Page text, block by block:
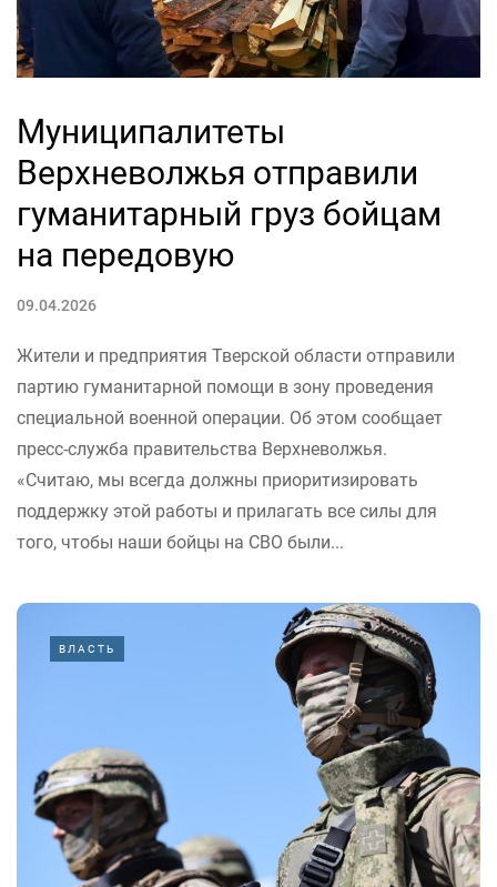
Муниципалитеты
Верхневолжья отправили
гуманитарный груз бойцам
на передовую
09.04.2026
Жители и предприятия Тверской области отправили
партию гуманитарной помощи в зону проведения
специальной военной операции. Об этом сообщает
пресс-служба правительства Верхневолжья.
«Считаю, мы всегда должны приоритизировать
поддержку этой работы и прилагать все силы для
того, чтобы наши бойцы на СВО были...
ВЛАСТЬ